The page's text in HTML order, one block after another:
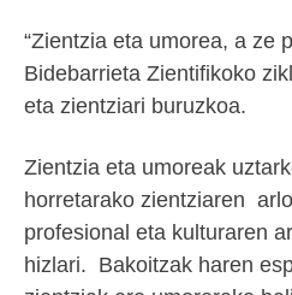
“Zientzia eta umorea, a ze
Bidebarrieta Zientifikoko
eta zientziari buruzkoa.
Zientzia eta umoreak
horretarako zientziaren
profesional eta kulturaren
hizlari. Bakoitzak haren